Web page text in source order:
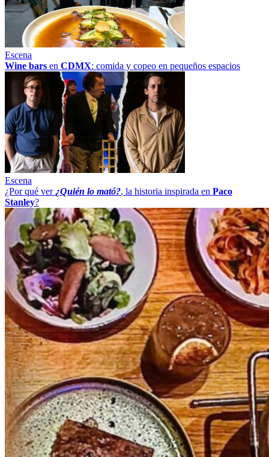
Escena
Wine bars en CDMX: comida y copeo en pequeños espacios
Escena
¿Por qué ver ¿Quién lo mató?, la historia inspirada en Paco
Stanley?